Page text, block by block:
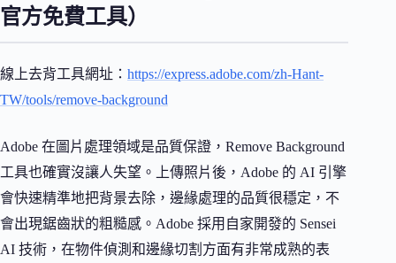
官方免費工具）
線上去背工具網址： https://express.adobe.com/zh-Hant-
TW/tools/remove-background
Adobe 在圖片處理領域是品質保證，Remove Background
工具也確實沒讓人失望。上傳照片後，Adobe 的 AI 引擎
會快速精準地把背景去除，邊緣處理的品質很穩定，不
會出現鋸齒狀的粗糙感。Adobe 採用自家開發的 Sensei
AI 技術，在物件偵測和邊緣切割方面有非常成熟的表